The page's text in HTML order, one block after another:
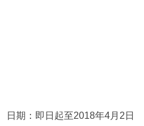
日期：即日起至2018年4月2日